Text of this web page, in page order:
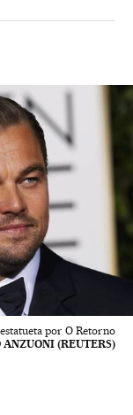
por O Retorno
(REUTERS)